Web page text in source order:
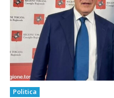
Politica